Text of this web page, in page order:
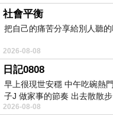
社會平衡
把自己的痛苦分享給別人聽
2026-08-08
日記0808
早上很現世安穩 中午吃碗熱
子J 做家事的節奏 出去散散
2026-08-08